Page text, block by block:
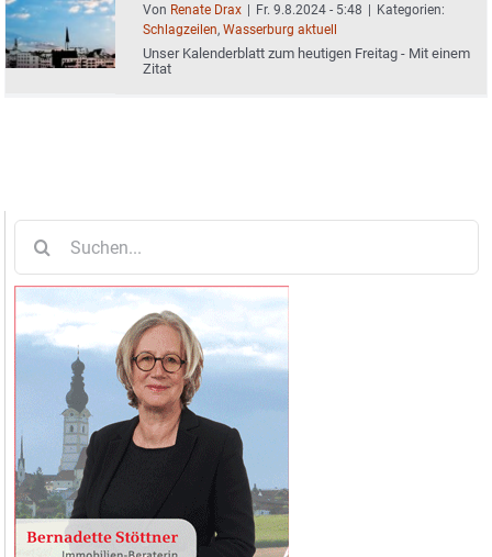
Von Renate Drax | Fr. 9.8.2024 - 5:48 | Kategorien:
Schlagzeilen, Wasserburg aktuell
Unser Kalenderblatt zum heutigen Freitag - Mit einem
Zitat
nach: